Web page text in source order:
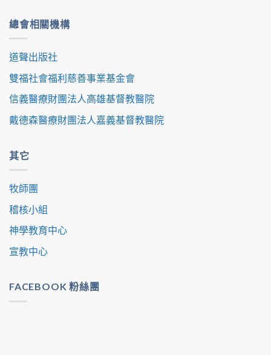
總會相關機構
道聲出版社
雙福社會福利慈善事業基金會
信義醫療財團法人高雄基督教醫院
戴德森醫療財團法人嘉義基督教醫院
其它
牧師團
稽核小組
神學教育中心
宣教中心
FACEBOOK 粉絲團